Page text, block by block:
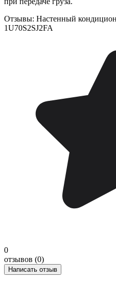
Отзывы: Настенный
1U70S2SJ2FA
0
отзывов (0)
Написать отзыв